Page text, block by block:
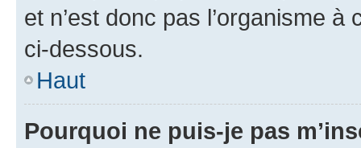
et n’est donc pas l’organisme
ci-dessous.
Haut
Pourquoi ne puis-je pas